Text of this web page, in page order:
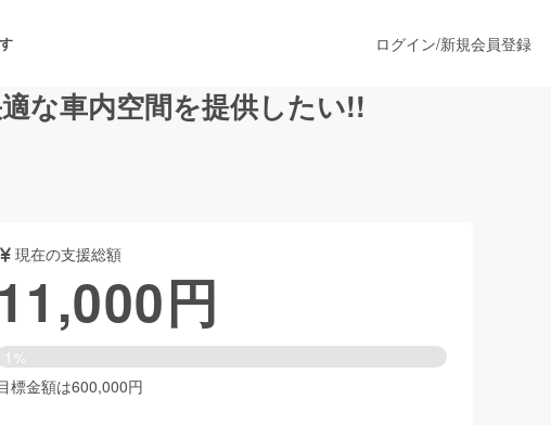
ンス
ファッション
ログイン/新規会員登録
な車内空間を提供したい!!
現在の支援総額
11,000円
1%
標金額は600,000円